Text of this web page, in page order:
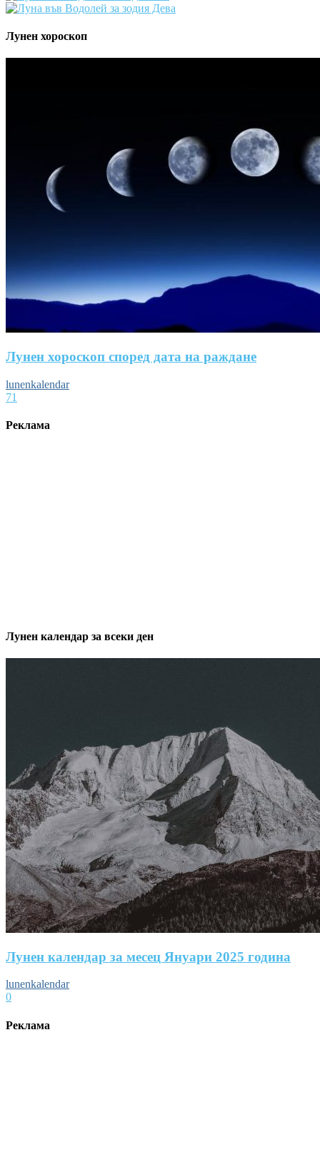
Лунен хороскоп
Лунен хороскоп според дата на раждане
lunenkalendar
71
Реклама
Лунен календар за всеки ден
Лунен календар за месец Януари 2025 година
lunenkalendar
0
Реклама